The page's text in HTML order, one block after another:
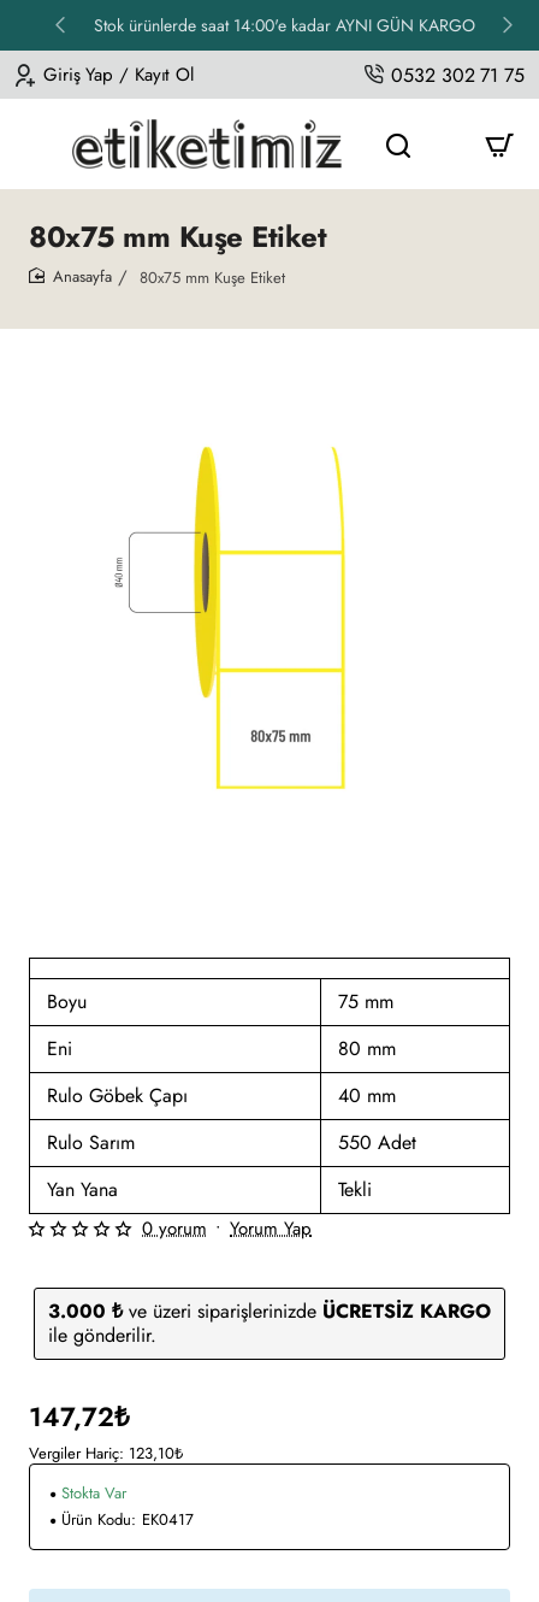
Stok ürünlerde saat 14:00'e kadar AYNI GÜN KARGO
Giriş Yap / Kayıt Ol 0532 302 71 75
80x75 mm Kuşe Etiket
80x75 mm Kuşe Etiket
Boyu
75 mm
Eni
80 mm
Rulo Göbek Çapı
40 mm
Rulo Sarım
550 Adet
Yan Yana
Tekli
3.000 ₺ve üzeri siparişlerinizde ÜCRETSİZ KARGO
ile gönderilir.
0 yorum • Yorum Yap
147,72₺
Vergiler Hariç: 123,10₺
Stokta Var
Ürün Kodu: EK0417